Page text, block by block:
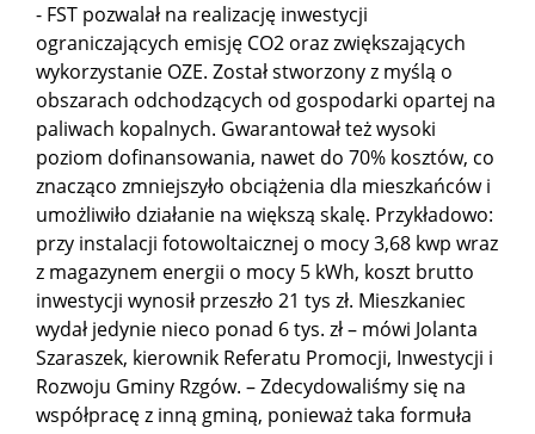
- FST pozwalał na realizację inwestycji
ograniczających emisję CO2 oraz zwiększających
wykorzystanie OZE. Został stworzony z myślą o
obszarach odchodzących od gospodarki opartej na
paliwach kopalnych. Gwarantował też wysoki
poziom dofinansowania, nawet do 70% kosztów, co
znacząco zmniejszyło obciążenia dla mieszkańców i
umożliwiło działanie na większą skalę. Przykładowo:
przy instalacji fotowoltaicznej o mocy 3,68 kwp wraz
z magazynem energii o mocy 5 kWh, koszt brutto
inwestycji wynosił przeszło 21 tys zł. Mieszkaniec
wydał jedynie nieco ponad 6 tys. zł – mówi Jolanta
Szaraszek, kierownik Referatu Promocji, Inwestycji i
Rozwoju Gminy Rzgów. – Zdecydowaliśmy się na
współpracę z inną gminą, ponieważ taka formuła